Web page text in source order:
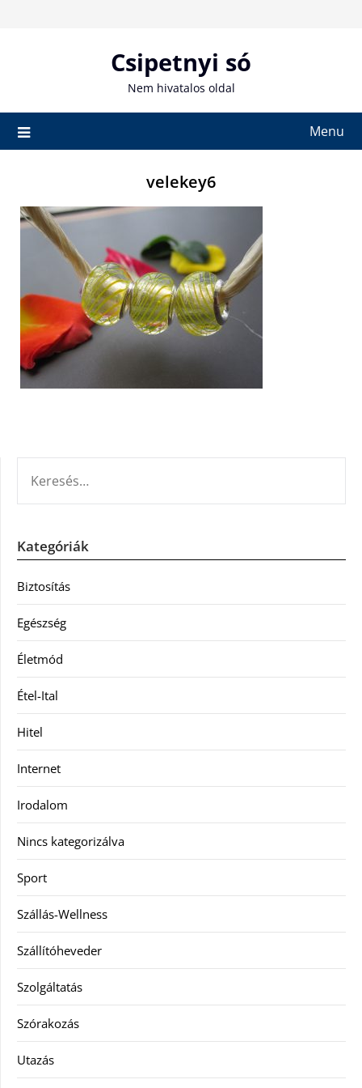
Csipetnyi só
Nem hivatalos oldal
Menu
velekey6
Kategóriák
Biztosítás
Egészség
Életmód
Étel-Ital
Hitel
Internet
Irodalom
Nincs kategorizálva
Sport
Szállás-Wellness
Szállítóheveder
Szolgáltatás
Szórakozás
Utazás